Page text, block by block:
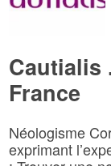
Cautialis
France
Néologisme
exprimant